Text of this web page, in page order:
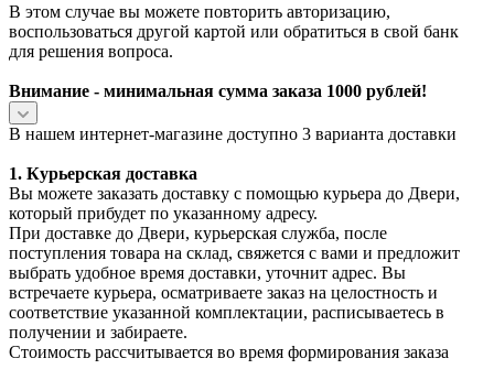
В этом случае вы можете повторить авторизацию,
воспользоваться другой картой или обратиться в свой банк
для решения вопроса.
Внимание - минимальная сумма заказа 1000 рублей!
В нашем интернет-магазине доступно 3 варианта доставки
1. Курьерская доставка
Вы можете заказать доставку с помощью курьера до Двери,
который прибудет по указанному адресу.
При доставке до Двери, курьерская служба, после
поступления товара на склад, свяжется с вами и предложит
выбрать удобное время доставки, уточнит адрес. Вы
встречаете курьера, осматриваете заказ на целостность и
соответствие указанной комплектации, расписываетесь в
получении и забираете.
Стоимость рассчитывается во время формирования заказа